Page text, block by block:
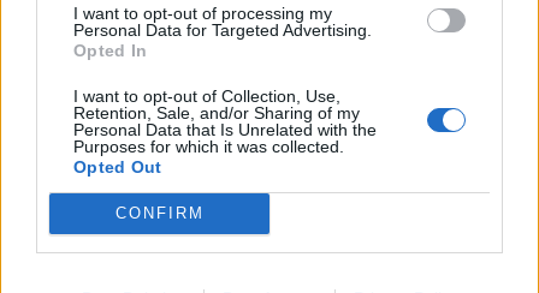
I want to opt-out of processing my
Personal Data for Targeted Advertising.
Opted In
I want to opt-out of Collection, Use,
Retention, Sale, and/or Sharing of my
Personal Data that Is Unrelated with the
Purposes for which it was collected.
Opted Out
CONFIRM